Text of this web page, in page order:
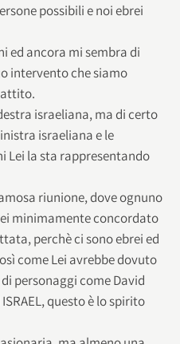
possibili e noi ebrei
ed ancora mi sembra di
intervento che siamo
israeliana, ma di certo
israeliana e le
Lei la sta rappresentando
riunione, dove ognuno
minimamente concordato
perchè ci sono ebrei ed
come Lei avrebbe dovuto
personaggi come David
questo è lo spirito